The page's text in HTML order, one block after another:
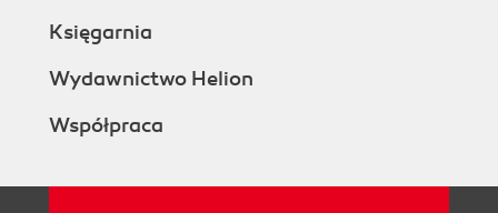
Księgarnia
Wydawnictwo Helion
Współpraca